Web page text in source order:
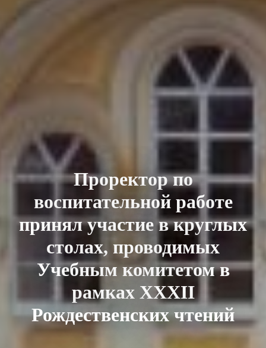
Проректор по
воспитательной работе
принял участие в круглых
столах, проводимых
Учебным комитетом в
рамках XXXII
Рождественских чтений